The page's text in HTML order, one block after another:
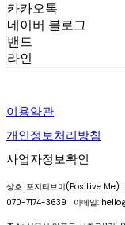
카카오톡
네이버 블로그
밴드
라인
이용약관
개인정보처리방침
사업자정보확인
상호: 포지티브미(Positive Me)
070-7174-3639 | 이메일: